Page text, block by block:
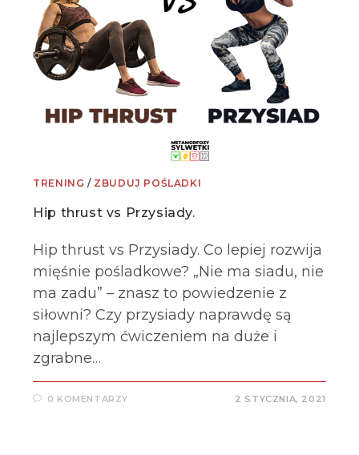
TRENING / ZBUDUJ POŚLADKI
Hip thrust vs Przysiady.
Hip thrust vs Przysiady. Co lepiej rozwija
mięśnie pośladkowe? „Nie ma siadu, nie
ma zadu” – znasz to powiedzenie z
siłowni? Czy przysiady naprawdę są
najlepszym ćwiczeniem na duże i
zgrabne…
0 KOMENTARZY 2 STYCZNIA, 2021